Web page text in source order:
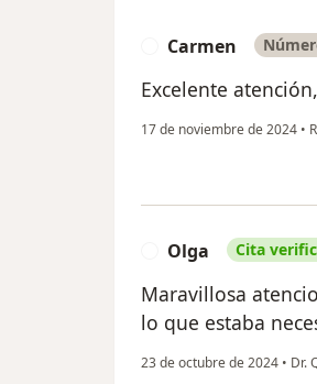
Carmen
Excelente
17 de noviembre de 2024 •
Olga Cita
Maravillosa
lo que estaba
23 de octubre de 2024 • Dr.